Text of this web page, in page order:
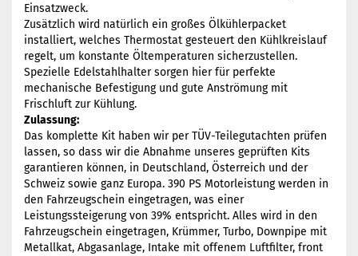
Einsatzweck.
Zusätzlich wird natürlich ein großes Ölkühlerpacket
installiert, welches Thermostat gesteuert den Kühlkreislauf
regelt, um konstante Öltemperaturen sicherzustellen.
Spezielle Edelstahlhalter sorgen hier für perfekte
mechanische Befestigung und gute Anströmung mit
Frischluft zur Kühlung.
Zulassung:
Das komplette Kit haben wir per TÜV-Teilegutachten prüfen
lassen, so dass wir die Abnahme unseres geprüften Kits
garantieren können, in Deutschland, Österreich und der
Schweiz sowie ganz Europa. 390 PS Motorleistung werden in
den Fahrzeugschein eingetragen, was einer
Leistungssteigerung von 39% entspricht. Alles wird in den
Fahrzeugschein eingetragen, Krümmer, Turbo, Downpipe mit
Metallkat, Abgasanlage, Intake mit offenem Luftfilter, front